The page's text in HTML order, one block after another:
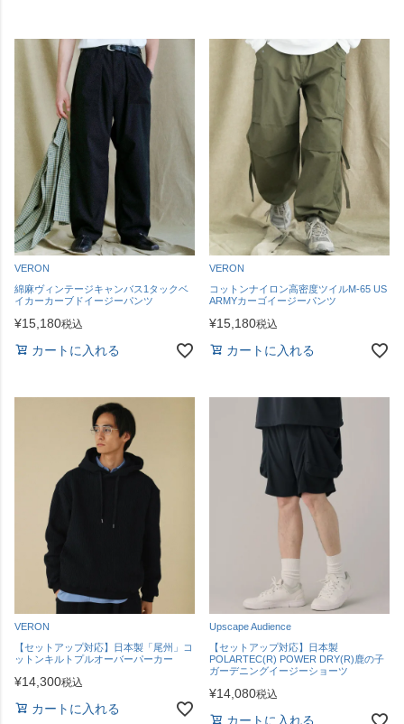
VERON
綿麻ヴィンテージキャンバス1タックベ
イカーカーブドイージーパンツ
¥15,180税込
カートに入れる
VERON
コットンナイロン高密度ツイルM-65 US
ARMYカーゴイージーパンツ
¥15,180税込
カートに入れる
VERON
【セットアップ対応】日本製「尾州」コ
ットンキルトプルオーバーパーカー
¥14,300税込
カートに入れる
Upscape Audience
【セットアップ対応】日本製
POLARTEC(R) POWER DRY(R)鹿の子
ガーデニングイージーショーツ
¥14,080税込
カートに入れる